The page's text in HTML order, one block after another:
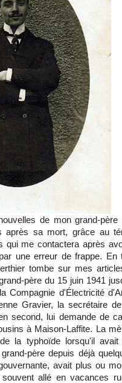
de mon grand-
après sa mort, grâce au
qui me contactera après
une erreur de frappe. En
tombe sur mes
père du 15 juin 1941
Compagnie d'Électricité
Gravier, la secrétaire
second, lui demande de
à Maison-Laffite. La
la typhoïde lorsqu'il
père depuis déjà
avait plus ou
allé en vacances